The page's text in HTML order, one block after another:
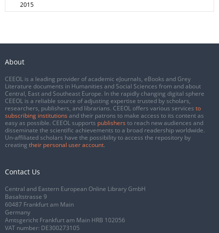
2015
About
CEEOL is a leading provider of academic eJournals, eBooks and Grey
Literature documents in Humanities and Social Sciences from and about
Central, East and Southeast Europe. In the rapidly changing digital sphere
CEEOL is a reliable source of adjusting expertise trusted by scholars,
researchers, publishers, and librarians. CEEOL offers various services to
subscribing institutions and their patrons to make access to its content as
easy as possible. CEEOL supports publishers to reach new audiences and
disseminate the scientific achievements to a broad readership worldwide.
Un-affiliated scholars have the possibility to access the repository by
creating their personal user account.
Contact Us
Central and Eastern European Online Library GmbH
Basaltstrasse 9
60487 Frankfurt am Main
Germany
Amtsgericht Frankfurt am Main HRB 102056
VAT number: DE300273105